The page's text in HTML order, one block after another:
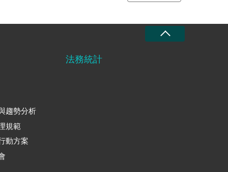
趨勢分析
規範
動方案
法務統計